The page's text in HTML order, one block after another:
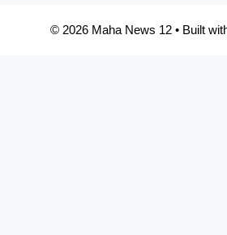
© 2026 Maha News 12• Built